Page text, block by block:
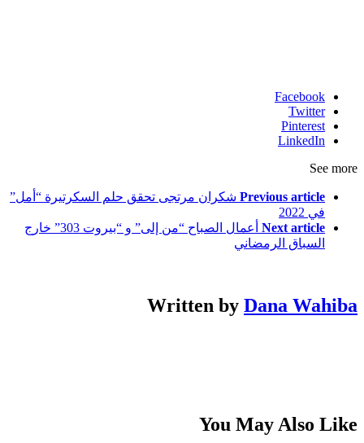
Facebook
Twitter
Pinterest
LinkedIn
See more
Previous article شكران مرتجى تحقق حلم السكرتيرة “أمل”
في 2022
Next article
أعمال الصباح “من إلى” و “بيروت 303” خارج
السباق الرمضاني
Written by Dana Wahiba
You May Also Like